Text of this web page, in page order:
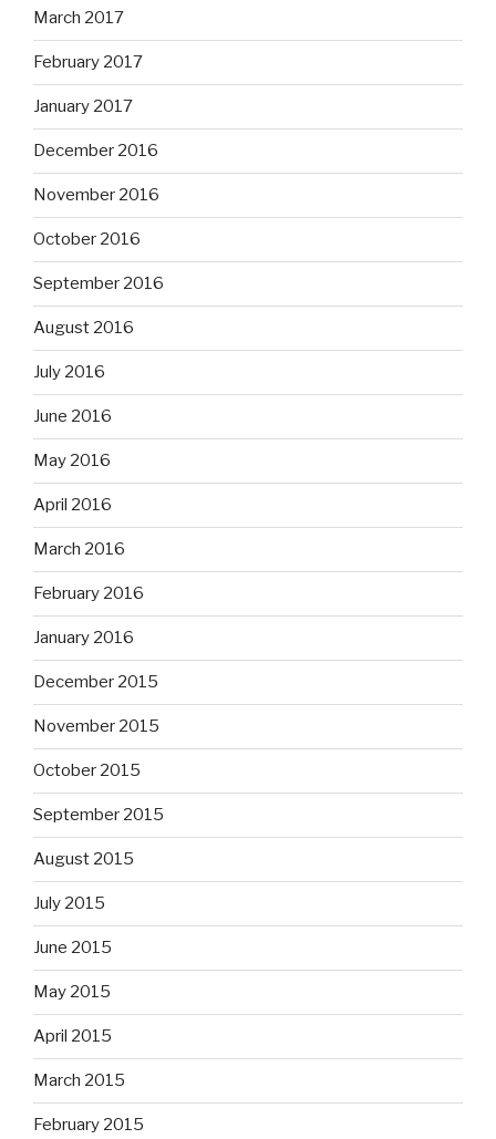
March 2017
February 2017
January 2017
December 2016
November 2016
October 2016
September 2016
August 2016
July 2016
June 2016
May 2016
April 2016
March 2016
February 2016
January 2016
December 2015
November 2015
October 2015
September 2015
August 2015
July 2015
June 2015
May 2015
April 2015
March 2015
February 2015